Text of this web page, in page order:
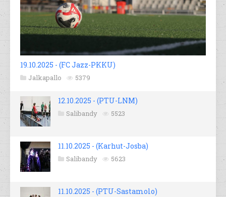
19.10.2025 - (FC Jazz-PKKU)
Jalkapallo 5379
12.10.2025 - (PTU-LNM)
Salibandy 5523
11.10.2025 - (Karhut-Josba)
Salibandy 5623
11.10.2025 - (PTU-Sastamolo)